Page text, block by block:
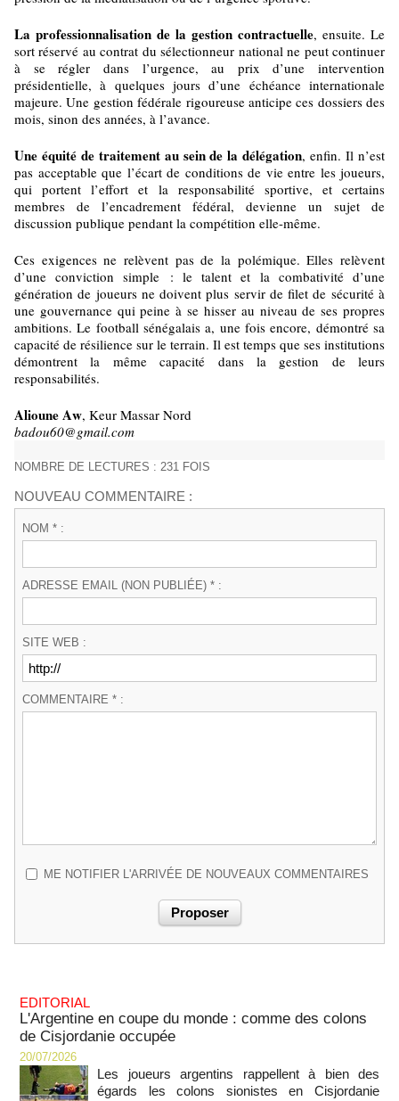
La professionnalisation de la gestion contractuelle, ensuite. Le
sort réservé au contrat du sélectionneur national ne peut continuer
à se régler dans l’urgence, au prix d’une intervention
présidentielle, à quelques jours d’une échéance internationale
majeure. Une gestion fédérale rigoureuse anticipe ces dossiers des
mois, sinon des années, à l’avance.
Une équité de traitement au sein de la délégation, enfin. Il n’est
pas acceptable que l’écart de conditions de vie entre les joueurs,
qui portent l’effort et la responsabilité sportive, et certains
membres de l’encadrement fédéral, devienne un sujet de
discussion publique pendant la compétition elle-même.
Ces exigences ne relèvent pas de la polémique. Elles relèvent
d’une conviction simple : le talent et la combativité d’une
génération de joueurs ne doivent plus servir de filet de sécurité à
une gouvernance qui peine à se hisser au niveau de ses propres
ambitions. Le football sénégalais a, une fois encore, démontré sa
capacité de résilience sur le terrain. Il est temps que ses institutions
démontrent la même capacité dans la gestion de leurs
responsabilités.
Alioune Aw, Keur Massar Nord
badou60@gmail.com
NOMBRE DE LECTURES : 231 FOIS
NOUVEAU COMMENTAIRE :
NOM * :
ADRESSE EMAIL (NON PUBLIÉE) * :
SITE WEB :
COMMENTAIRE * :
ME NOTIFIER L'ARRIVÉE DE NOUVEAUX COMMENTAIRES
EDITORIAL
L'Argentine en coupe du monde : comme des colons
de Cisjordanie occupée
20/07/2026
Les joueurs argentins rappellent à bien des
égards les colons sionistes en Cisjordanie